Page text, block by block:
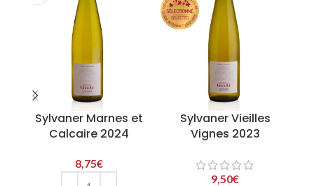
Sylvaner Marnes et
Calcaire 2024
8,75€
Sylvaner Vieilles
Vignes 2023
9,50€